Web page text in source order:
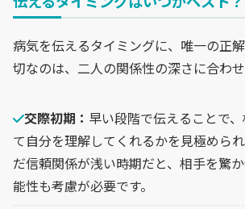
病気を伝えるタイミングに、唯一の正
切なのは、二人の関係性の深さに合わせ
交際初期： 早い段階で伝えることで
て自分を理解してくれるかを見極めら
だ信頼関係が浅い時期だと、相手を驚
能性も考慮が必要です。